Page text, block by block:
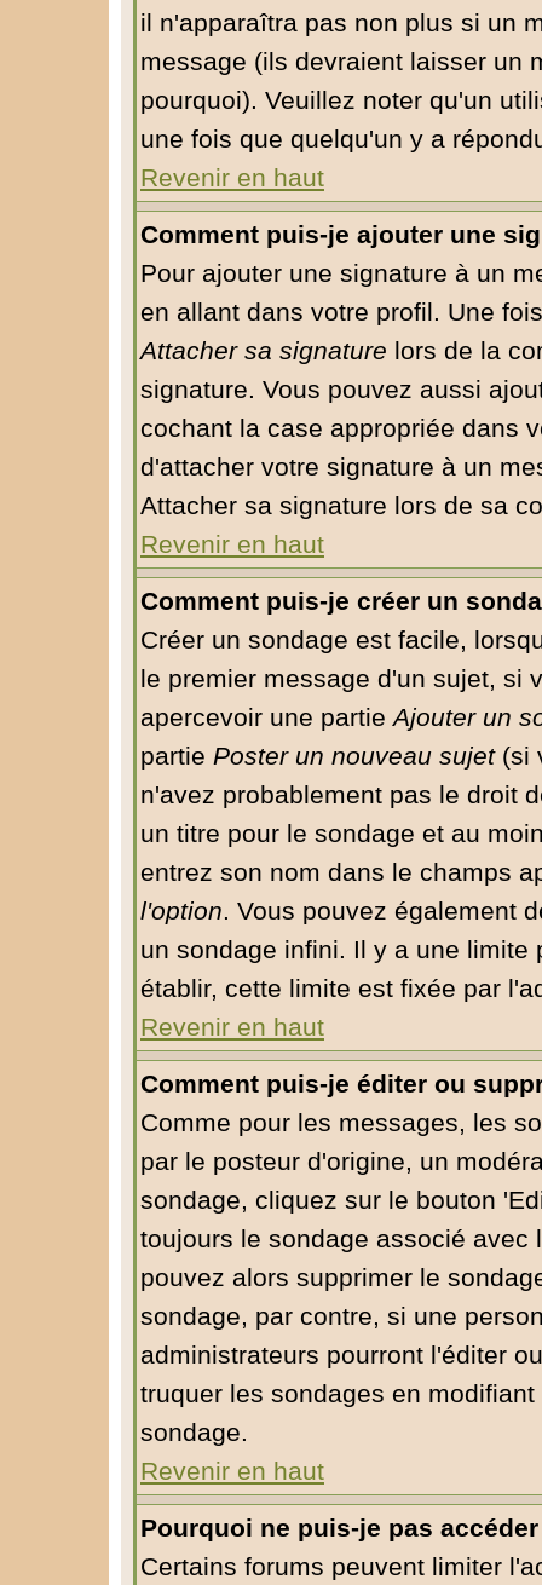
il n'apparaîtra pas non plus si un
message (ils devraient laisser un
pourquoi). Veuillez noter qu'un
une fois que quelqu'un y a
Revenir en haut
Comment puis-je ajouter une
Pour ajouter une signature à un
en allant dans votre profil. Une
Attacher sa signature lors de la
signature. Vous pouvez aussi
cochant la case appropriée dans
d'attacher votre signature à un
Attacher sa signature lors de sa
Revenir en haut
Comment puis-je créer un
Créer un sondage est facile,
le premier message d'un sujet, si
apercevoir une partieAjouter un
partie Poster un nouveau sujet(si
n'avez probablement pas le droit
un titre pour le sondage et au
entrez son nom dans le champs
l'option. Vous pouvez également
un sondage infini. Il y a une
établir, cette limite est fixée par
Revenir en haut
Comment puis-je éditer ou
Comme pour les messages, les
par le posteur d'origine, un
sondage, cliquez sur le bouton
toujours le sondage associé
pouvez alors supprimer le
sondage, par contre, si une
administrateurs pourront l'éditer
truquer les sondages en
sondage.
Revenir en haut
Pourquoi ne puis-je pas
Certains forums peuvent limiter